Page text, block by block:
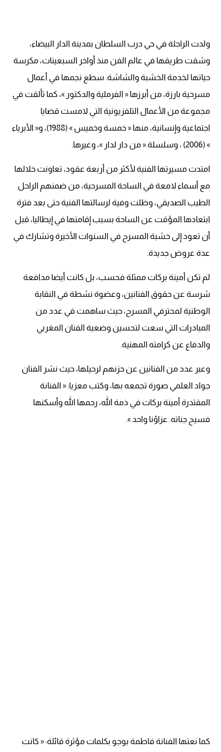
ولدت الراحلة في حي درب السلطان بمدينة الدار البيضاء،
وشقت طريقها في عالم الفن منذ أواخر السبعينات، مكرسة
حياتها لخدمة الخشبة والشاشة. سطع نجمها في أعمال
مسرحية بارزة، من أبرزها « الفرملية والدكتور »، كما تألقت في
مجموعة من الأعمال التلفزيونية التي لامست قضايا
اجتماعية وإنسانية، منها « خمسة وخميس » (1988)، و« الأبرياء
» (2006) ، وسلسلة « من دار لدار »، وغيرها.
امتدت مسيرتها الفنية لأكثر من أربعة عقود، تعاونت خلالها
مع أسماء لامعة في الساحة المسرحية، من ضمنهم الراحل
الطيب الصديقي، وظلت وفية لرسالتها الفنية حتى بعد فترة
ابتعادها المؤقت عن الساحة بسبب إقامتها في إيطاليا، قبل
أن تعود إلى خشبة المسرح في السنوات الأخيرة وتشارك في
عدة عروض جديدة.
لم تكن أمينة بركات ممثلة فحسب، بل كانت أيضا مدافعة
شرسة عن حقوق الفنانين، وعضوة نشطة في النقابة
الوطنية لمحترفي المسرح، حيث ساهمت في عدد من
المبادرات التي سعت لتحسين وضعية الفنان المغربي
والدفاع عن كرامته المهنية.
وعبر عدد من الفنانين عن حزنهم لرحيلها، حيث نشر الفنان
جواد العلمي صورة تجمعه بها، وكتب معزيا: « الفنانة
المقتدرة أمينة بركات في ذمة الله، رحمها الله وأسكنها
فسيح جناته. عزاؤنا واحد ».
كما نعتها الفنانة فاطمة بوجو بكلمات مؤثرة قائلة: « كانت